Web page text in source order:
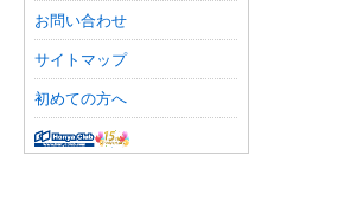
お問い合わせ
サイトマップ
初めての方へ